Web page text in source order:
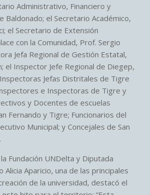
Administrativo, Financiero y
Baldonado; el Secretario Académico,
el Secretario de Extensión
con la Comunidad, Prof. Sergio
Jefa Regional de Gestión Estatal,
el Inspector Jefe Regional de Diegep,
Jefas Distritales de Tigre
e Inspectoras de Tigre y
y Docentes de escuelas
Fernando y Tigre; Funcionarios del
Municipal; y Concejales de San
Fundación UNDelta y Diputada
Alicia Aparicio, una de las principales
de la universidad, destacó el